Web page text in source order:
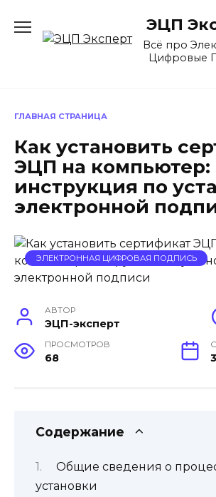
содержанию
ЭЦП
Всё про
Цифровые
ГЛАВНАЯ СТРАНИЦА
Как установить
ЭЦП на компьютер:
инструкция по
электронной
ЭЛЕКТРОННАЯ ЦИФРОВАЯ ПОДПИСЬ
АВТОР
ЭЦП-эксперт
ПРОСМОТРОВ
68
Содержание
Общие сведения о
установки